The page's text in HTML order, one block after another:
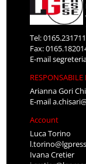
Tel: 0165.231711
Fax:
E-mail
Arianna Gori
E-mail
Account
Luca Torino
Ivana Cretier